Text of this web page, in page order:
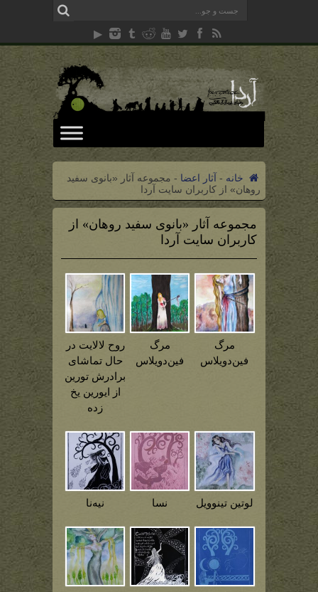
خانه - آثار اعضا - مجموعه آثار «بانوی سفید
روهان» از کاربران سایت آردا
مجموعه آثار «بانوی سفید روهان» از
کاربران سایت آردا
مرگ
فین‌دویلاس
مرگ
فین‌دویلاس
روح لالایت در
حال تماشای
برادرش تورین
از ایورین یخ
زده
لوتین تینوویل نسا نیه‌نا